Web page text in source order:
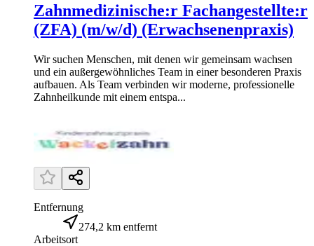
Zahnmedizinische:r Fachangestellte:r
(ZFA) (m/w/d) (Erwachsenenpraxis)
Wir suchen Menschen, mit denen wir gemeinsam wachsen
und ein außergewöhnliches Team in einer besonderen Praxis
aufbauen. Als Team verbinden wir moderne, professionelle
Zahnheilkunde mit einem entspa...
Entfernung
274,2 km entfernt
Arbeitsort